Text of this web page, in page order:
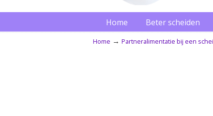
Home Beter scheiden
Navigation
Home → Partneralimentatie bij een